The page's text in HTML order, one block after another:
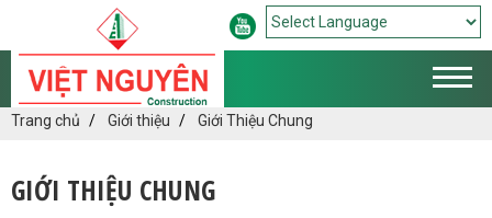
Powered by Translate
Trang chủ Giới thiệu Giới Thiệu Chung
GIỚI THIỆU CHUNG